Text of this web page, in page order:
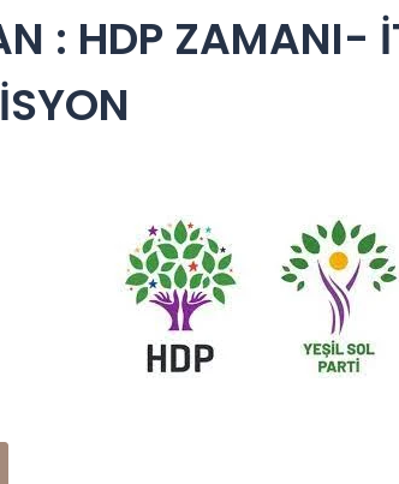
: HDP ZAMANI-